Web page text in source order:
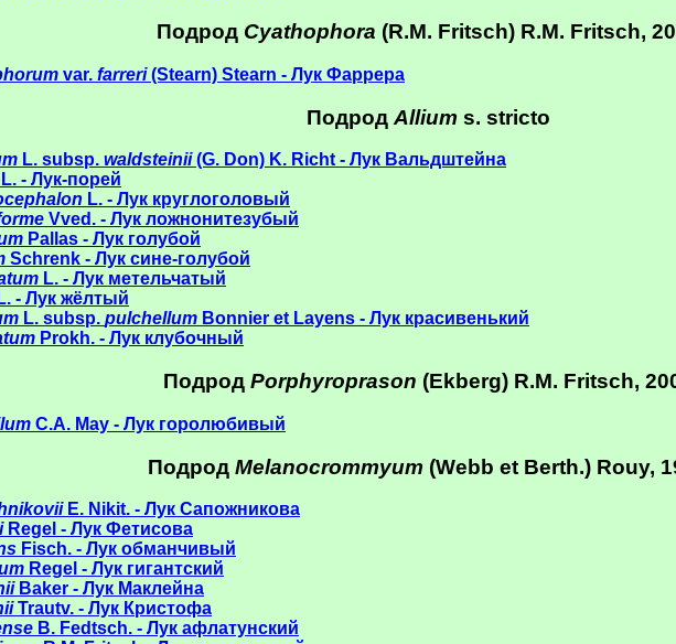
Подрод Cyathophora (R.M. Fritsch) R.M. Fritsch,
var. farreri(Stearn) Stearn - Лук Фаррера
Подрод Allium s. stricto
L. subsp. waldsteinii(G. Don) K. Richt - Лук Вальдштейна
L. - Лук-порей
L. - Лук круглоголовый
Vved. - Лук ложнонитезубый
Pallas - Лук голубой
Schrenk - Лук сине-голубой
L. - Лук метельчатый
L. - Лук жёлтый
L. subsp. pulchellum Bonnier et Layens - Лук красивенький
Prokh. - Лук клубочный
Подрод Porphyroprason (Ekberg) R.M. Fritsch,
C.A. May - Лук горолюбивый
Подрод Melanocrommyum (Webb et Berth.) Rouy,
E. Nikit. - Лук Сапожникова
Regel - Лук Фетисова
Fisch. - Лук обманчивый
Regel - Лук гигантский
Baker - Лук Маклейна
Trautv. - Лук Кристофа
B. Fedtsch. - Лук афлатунский